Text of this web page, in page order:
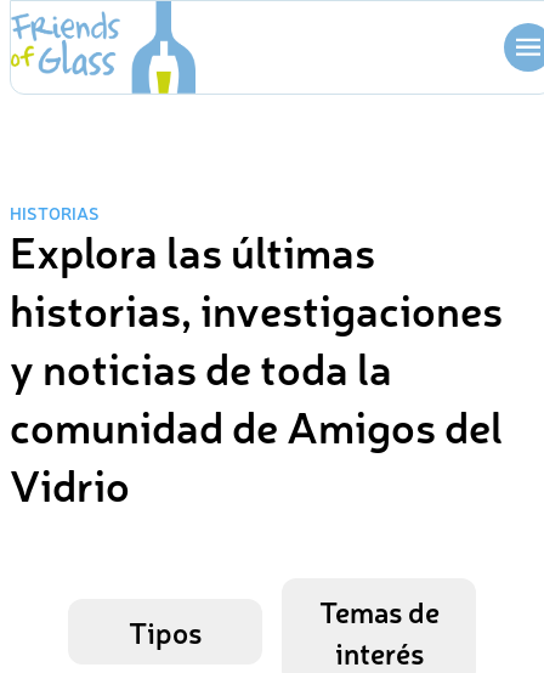
Skip
to
content
HISTORIAS
Explora las últimas
historias, investigaciones
y noticias de toda la
comunidad de Amigos del
Vidrio
Tipos
Temas de
interés